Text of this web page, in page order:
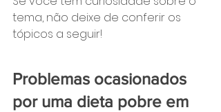
tema, não deixe de conferir os
tópicos a seguir!
Problemas ocasionados
por uma dieta pobre em